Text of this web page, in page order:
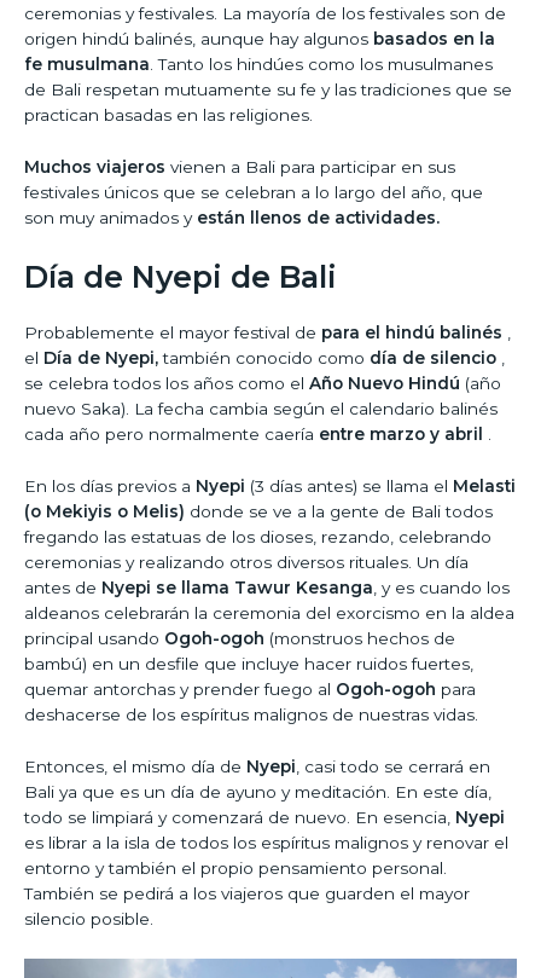
ceremonias y festivales. La mayoría de los festivales son de
origen hindú balinés, aunque hay algunos basados en la
fe musulmana. Tanto los hindúes como los musulmanes
de Bali respetan mutuamente su fe y las tradiciones que se
practican basadas en las religiones.
Muchos viajeros vienen a Bali para participar en sus
festivales únicos que se celebran a lo largo del año, que
son muy animados y están llenos de actividades.
Día de Nyepi de Bali
Probablemente el mayor festival de para el hindú balinés ,
el Día de Nyepi,también conocido como día de silencio ,
se celebra todos los años como el Año Nuevo Hindú (año
nuevo Saka). La fecha cambia según el calendario balinés
cada año pero normalmente caería entre marzo y abril .
En los días previos a Nyepi (3 días antes) se llama el Melasti
(o Mekiyis o Melis) donde se ve a la gente de Bali todos
fregando las estatuas de los dioses, rezando, celebrando
ceremonias y realizando otros diversos rituales. Un día
antes de Nyepi se llama Tawur Kesanga , y es cuando los
aldeanos celebrarán la ceremonia del exorcismo en la aldea
principal usando Ogoh-ogoh (monstruos hechos de
bambú) en un desfile que incluye hacer ruidos fuertes,
quemar antorchas y prender fuego al Ogoh-ogoh para
deshacerse de los espíritus malignos de nuestras vidas.
Entonces, el mismo día de Nyepi , casi todo se cerrará en
Bali ya que es un día de ayuno y meditación. En este día,
todo se limpiará y comenzará de nuevo. En esencia, Nyepi
es librar a la isla de todos los espíritus malignos y renovar el
entorno y también el propio pensamiento personal.
También se pedirá a los viajeros que guarden el mayor
silencio posible.